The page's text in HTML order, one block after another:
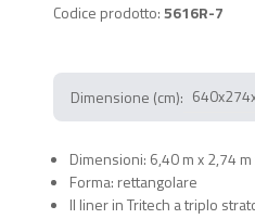
Codice prodotto:5616R-7
Dimensione (cm):
Dimensioni: 6,40 m x 2,74
Forma: rettangolare
Il liner in Tritech a triplo